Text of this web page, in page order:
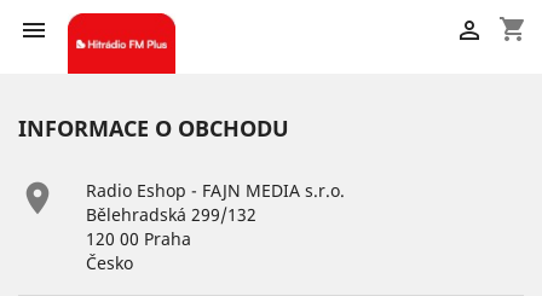
 shopping_cart

INFORMACE O OBCHODU

Radio Eshop - FAJN MEDIA s.r.o.
Bělehradská 299/132
120 00 Praha
Česko